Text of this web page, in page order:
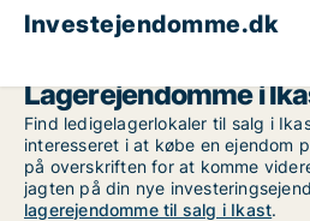
Investejendomme.dk
Lagerejendomme i
Find ledigelagerlokaler til salg i
interesseret i at købe en ejendom
på overskriften for at komme
jagten på din nye
lagerejendomme til salg i Ikast.